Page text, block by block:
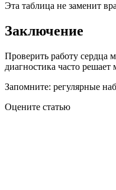
Эта таблица не заменит
Заключение
Проверить работу сердца
диагностика часто
Запомните: регулярные
Оцените статью